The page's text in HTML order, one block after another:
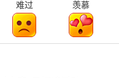
难过 羡慕